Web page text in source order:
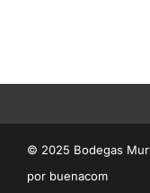
© 2025 Bodegas
por buenacom